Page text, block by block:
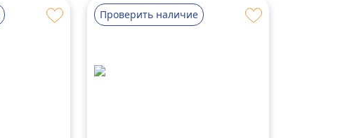
Проверить наличие